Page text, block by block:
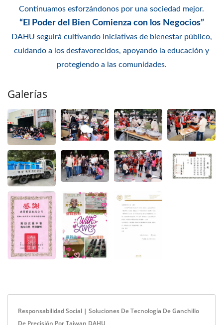
Continuamos esforzándonos por una sociedad mejor.
“El Poder del Bien Comienza con los Negocios”
DAHU seguirá cultivando iniciativas de bienestar público,
cuidando a los desfavorecidos, apoyando la educación y
protegiendo a las comunidades.
Galerías
Responsabilidad Social | Soluciones De Tecnología De Ganchillo
De Precisión Por Taiwan DAHU